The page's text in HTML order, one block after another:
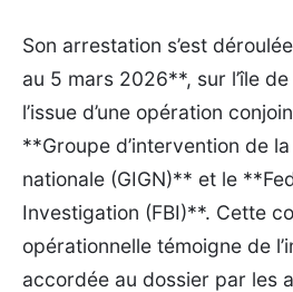
Son arrestation s’est
au 5 mars 2026**, sur l’île
l’issue d’une opération
**Groupe d’intervention de
nationale (GIGN)** et le
Investigation (FBI)**. Cette
opérationnelle témoigne de
accordée au dossier par les